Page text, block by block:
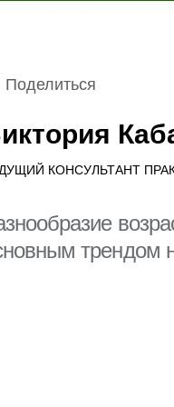
Благодарность Президента
Российской Федерации
Поделиться
КОНСУЛЬТАНТ
трендом